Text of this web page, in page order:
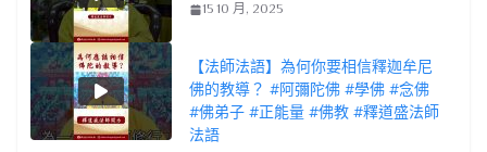
15 10 月, 2025
【法師法語】為何你要相信釋迦牟尼
佛的教導？ #阿彌陀佛 #學佛 #念佛
#佛弟子 #正能量 #佛教 #釋道盛法師
法語